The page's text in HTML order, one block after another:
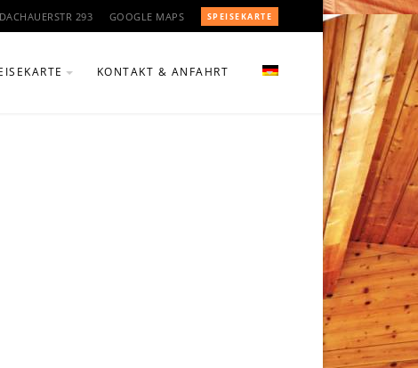
DACHAUERSTR 293 GOOGLE MAPS SPEISEKARTE
KONTAKT & ANFAHRT